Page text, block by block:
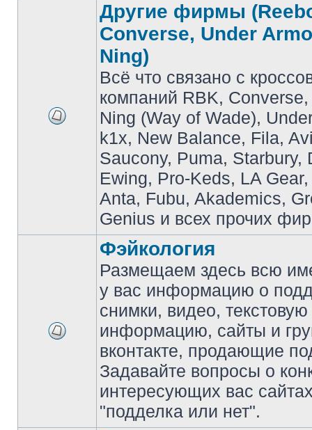
Другие фирмы
Converse, Under
Ning)
Всё что связано с
компаний RBK,
Ning (Way of Wade),
k1x, New Balance, Fila,
Saucony, Puma, Starbury,
Ewing, Pro-Keds, LA
Anta, Fubu, Akademics,
Genius и всех прочих
Фэйкология
Размещаем здесь всю
у вас информацию о
снимки, видео, текстовую
информацию, сайты и
вконтакте, продающие
Задавайте вопросы о
интересующих вас
"подделка или нет".